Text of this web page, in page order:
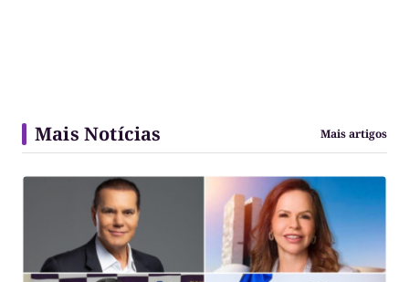
Mais Notícias Mais artigos